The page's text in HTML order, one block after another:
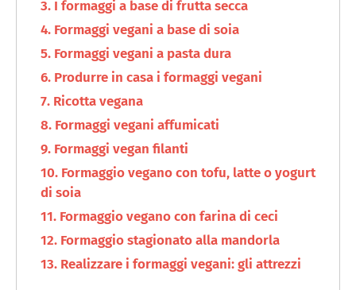
I formaggi a base di frutta secca
Formaggi vegani a base di soia
Formaggi vegani a pasta dura
Produrre in casa i formaggi vegani
Ricotta vegana
Formaggi vegani affumicati
Formaggi vegan filanti
Formaggio vegano con tofu, latte o yogurt
di soia
Formaggio vegano con farina di ceci
Formaggio stagionato alla mandorla
Realizzare i formaggi vegani: gli attrezzi